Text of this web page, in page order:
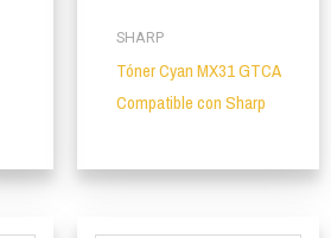
SHARP
Tóner Cyan MX31 GTCA
Compatible con Sharp